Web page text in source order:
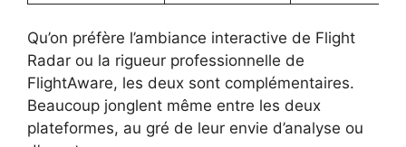
Qu’on préfère l’ambiance interactive de Flight
Radar ou la rigueur professionnelle de
FlightAware, les deux sont complémentaires.
Beaucoup jonglent même entre les deux
plateformes, au gré de leur envie d’analyse ou